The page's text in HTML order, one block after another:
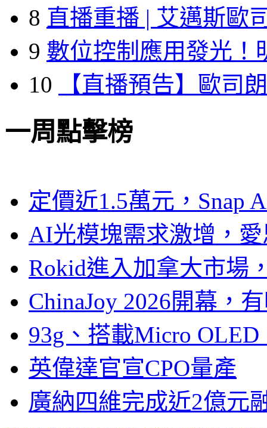
8 直播重播 | 艾邁斯歐
9 數位控制應用發光！
10
【直播預告】歐司
一周點擊榜
定價近1.5萬元，Snap
AI光模塊需求激增，
Rokid進入加拿大市場
ChinaJoy 2026開幕，
93g、搭載Micro
英偉達官宣CPO量產
廣納四維完成近2億元